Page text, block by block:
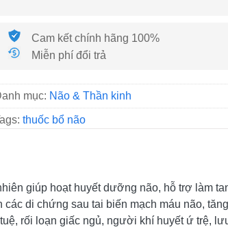
Cam kết chính hãng 100%
Miễn phí đổi trả
mục: Não & Thần kinh
thuốc bổ não
giúp hoạt huyết dưỡng não, hỗ trợ làm
các di chứng sau tai biến mạch máu não,
rối loạn giấc ngủ, người khí huyết ứ trệ,